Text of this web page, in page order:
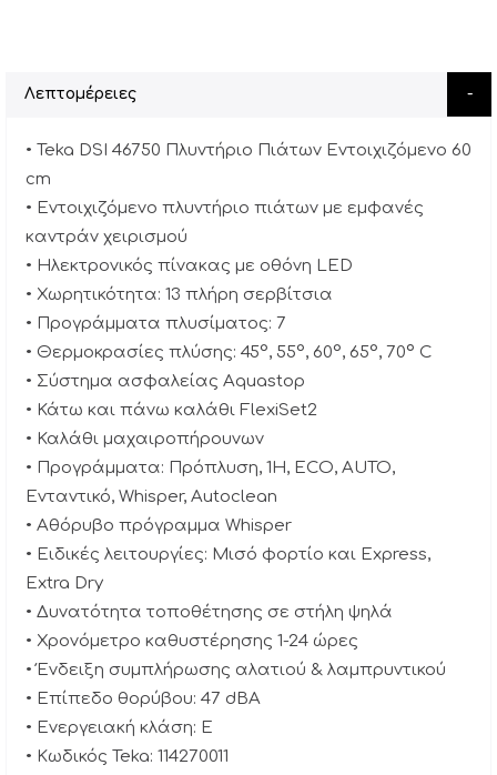
Λεπτομέρειες
• Teka DSI 46750 Πλυντήριο Πιάτων Εντοιχιζόμενο 60
cm
• Eντοιχιζόμενο πλυντήριο πιάτων με εμφανές
καντράν χειρισμού
• Ηλεκτρονικός πίνακας με οθόνη LED
• Χωρητικότητα: 13 πλήρη σερβίτσια
• Προγράμματα πλυσίματος: 7
• Θερμοκρασίες πλύσης: 45°, 55°, 60°, 65°, 70º C
• Σύστημα ασφαλείας Aquastop
• Κάτω και πάνω καλάθι FlexiSet2
• Καλάθι μαχαιροπήρουνων
• Προγράμματα: Πρόπλυση, 1H, ECO, AUTO,
Ενταντικό, Whisper, Autoclean
• Αθόρυβο πρόγραμμα Whisper
• Ειδικές λειτουργίες: Μισό φορτίο και Express,
Extra Dry
• Δυνατότητα τοποθέτησης σε στήλη ψηλά
• Χρονόμετρο καθυστέρησης 1-24 ώρες
• Ένδειξη συμπλήρωσης αλατιού & λαμπρυντικού
• Επίπεδο θορύβου: 47 dBA
• Ενεργειακή κλάση: E
• Κωδικός Teka: 114270011